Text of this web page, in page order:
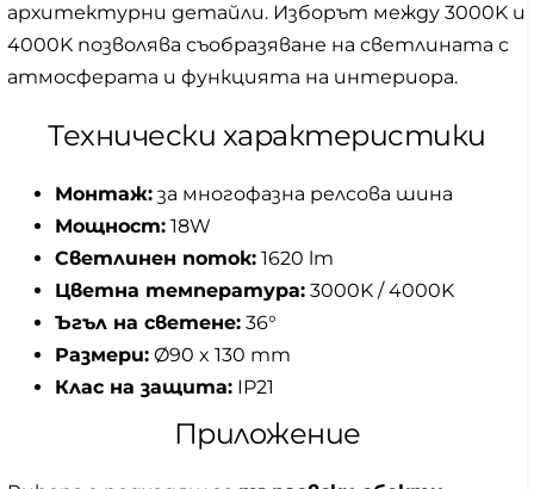
архитектурни детайли. Изборът между 3000K и
4000K позволява съобразяване на светлината с
атмосферата и функцията на интериора.
Технически характеристики
Монтаж: за многофазна релсова шина
Мощност: 18W
Светлинен поток: 1620 lm
Цветна температура: 3000K / 4000K
Ъгъл на светене: 36°
Размери: Ø90 x 130 mm
Клас на защита: IP21
Приложение